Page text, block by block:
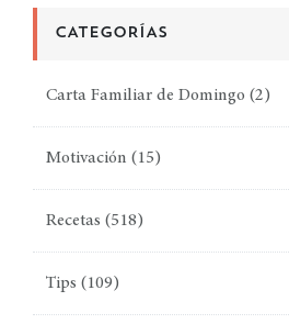
CATEGORÍAS
Carta Familiar de Domingo (2)
Motivación (15)
Recetas (518)
Tips (109)